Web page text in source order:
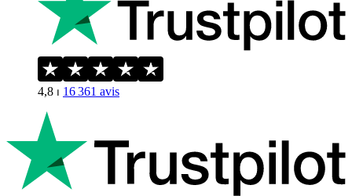
4,8 ⏐ 16 361 avis